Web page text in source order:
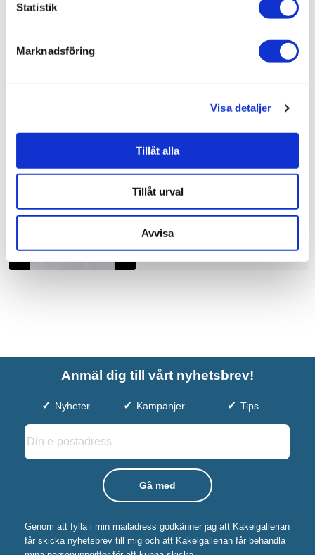
Statistik
Marknadsföring
Visa detaljer
Tillåt alla
Tillåt urval
Avvisa
Bad & kök / Badrum /
Liknande produkter
Corny de Luxe
8.728 kr JUST NU!
Anmäl dig till vårt nyhetsbrev!
Nyheter Kampanjer Tips
Genom att fylla i min mailadress godkänner jag att Kakelgallerian
får skicka nyhetsbrev till mig och att Kakelgallerian får behandla